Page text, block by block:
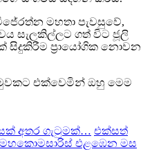
මහතා පැවසුවේ,
සැලකිල්ලට ගත් විට ජූලි
සිදුකිරීම ප්‍රායෝගික නොවන
එක්වෙමින් ඔහු මෙම
අතර ගැටුමක්… එක්සත්
එළඹෙන මස